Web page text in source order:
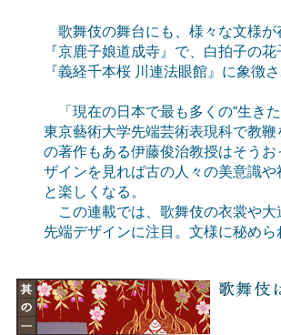
歌舞伎の舞台にも、様々な文様が
『京鹿子娘道成寺』で、白拍子の
『義経千本桜 川連法眼館』に象徴
「現在の日本で最も多くの“生き
東京藝術大学先端芸術表現科で教
の著作もある伊藤俊治教授はそう
ザインを見れば古の人々の美意識
と楽しくなる。
この連載では、歌舞伎の衣裳や大
先端デザインに注目。文様に秘め